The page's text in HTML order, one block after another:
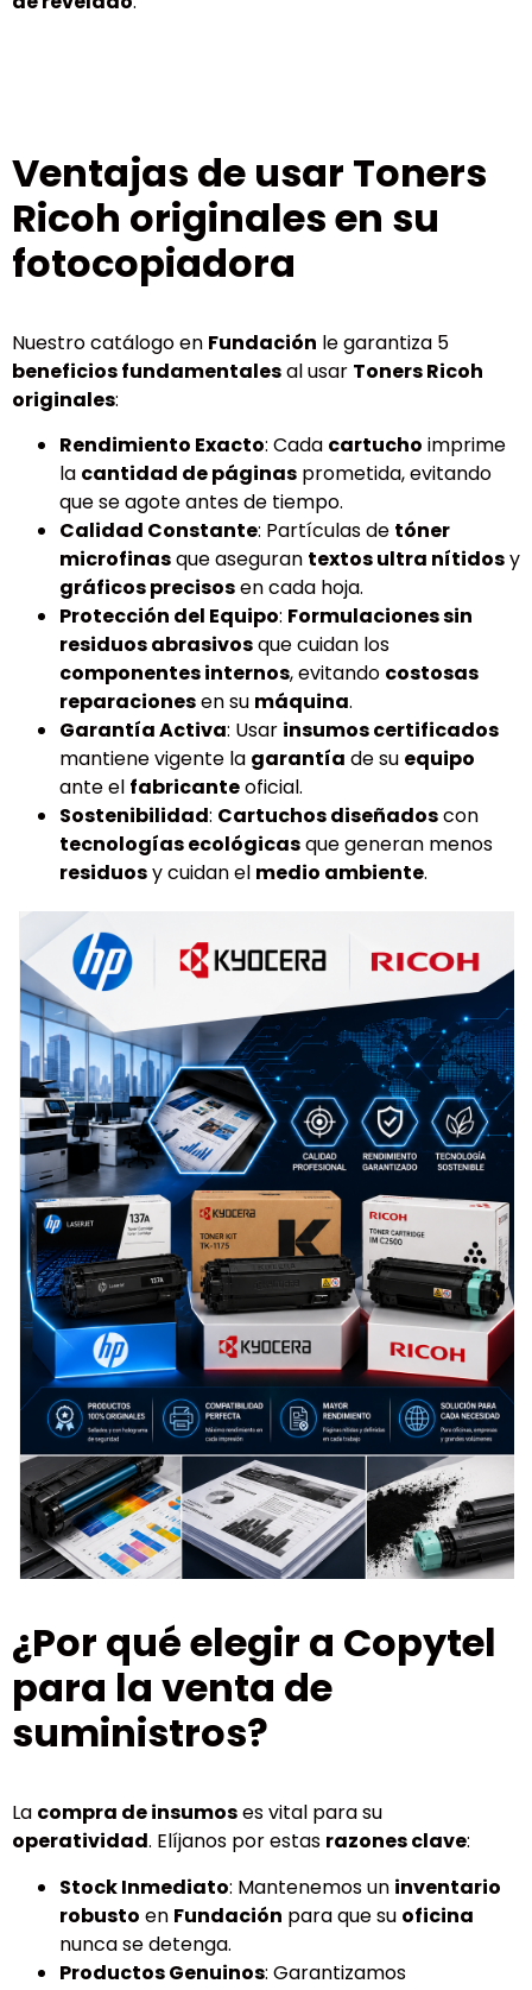
Ventajas de usar Toners
Ricoh originales en su
fotocopiadora
Nuestro catálogo en Fundación le garantiza 5
beneficios fundamentalesal usar Toners Ricoh
originales:
Rendimiento Exacto: Cada cartucho imprime
la cantidad de páginas prometida, evitando
que se agote antes de tiempo.
Calidad Constante: Partículas de tóner
microfinasque aseguran textos ultra nítidosy
gráficos precisosen cada hoja.
Protección del Equipo: Formulaciones sin
residuos abrasivosque cuidan los
componentes internos, evitando costosas
reparacionesen su máquina.
Garantía Activa: Usar insumos certificados
mantiene vigente la garantía de su equipo
ante el fabricanteoficial.
Sostenibilidad: Cartuchos diseñadoscon
tecnologías ecológicasque generan menos
residuosy cuidan el medio ambiente.
¿Por qué elegir a Copytel
para la venta de
suministros?
La compra de insumoses vital para su
operatividad. Elíjanos por estas razones clave:
Stock Inmediato: Mantenemos un inventario
robusto en Fundación para que su oficina
nunca se detenga.
Productos Genuinos: Garantizamos